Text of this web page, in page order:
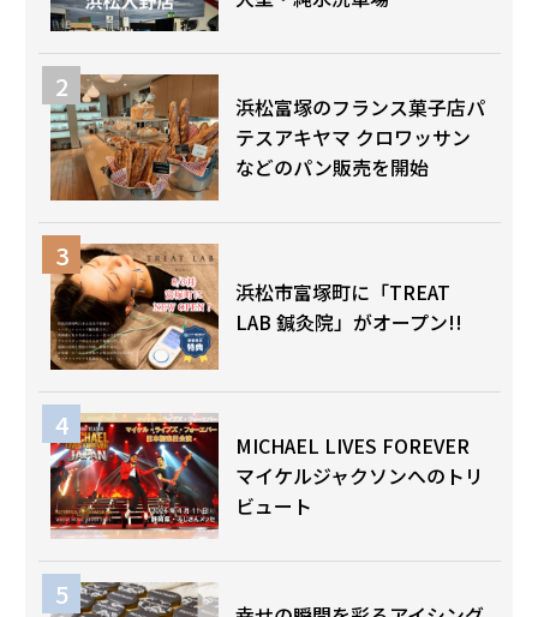
浜松富塚のフランス菓子店パ
テスアキヤマ クロワッサン
などのパン販売を開始
浜松市富塚町に「TREAT
LAB 鍼灸院」がオープン!!
MICHAEL LIVES FOREVER
マイケルジャクソンへのトリ
ビュート